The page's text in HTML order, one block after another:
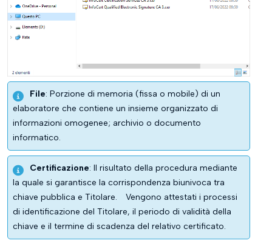
File: Porzione di memoria (fissa o mobile) di un
elaboratore che contiene un insieme organizzato di
informazioni omogenee; archivio o documento
informatico.
Certificazione: Il risultato della procedura mediante
la quale si garantisce la corrispondenza biunivoca tra
chiave pubblica e Titolare.
Vengono attestati i processi
di identificazione del Titolare, il periodo di validità della
chiave e il termine di scadenza del relativo certificato.